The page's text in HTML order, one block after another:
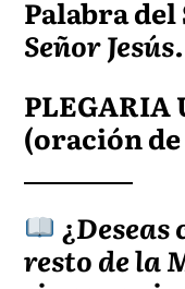
Palabra del
Señor Jesús.
PLEGARIA
(oración
resto de la